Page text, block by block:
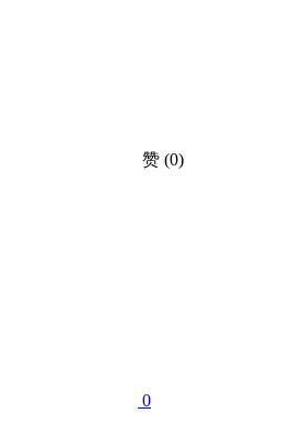
赞 (0)
0